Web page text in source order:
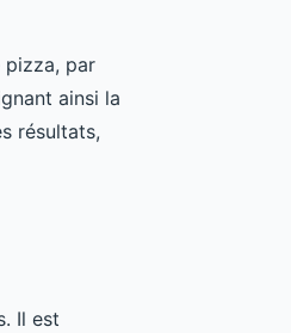
pizza, par
ainsi la
résultats,
Il est